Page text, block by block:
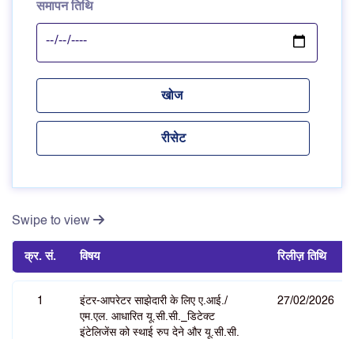
समापन तिथि
Swipe to view
क्र. सं. विषय रिलीज़ तिथि
1
इंटर-आपरेटर साझेदारी के लिए ए.आई./
एम.एल. आधारित यू.सी.सी._डिटेक्ट
इंटेलिजेंस को स्थाई रुप देने और यू.सी.सी.
27/02/2026